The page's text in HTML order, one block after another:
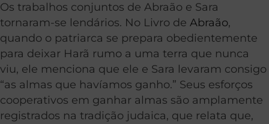
Os trabalhos conjuntos de Abraão e Sara
tornaram-se lendários. No Livro de Abraão,
quando o patriarca se prepara obedientemente
para deixar Harã rumo a uma terra que nunca
viu, ele menciona que ele e Sara levaram consigo
“as almas que havíamos ganho.” Seus esforços
cooperativos em ganhar almas são amplamente
registrados na tradição judaica, que relata que,